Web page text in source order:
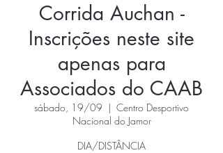
Corrida Auchan -
Inscrições neste site
apenas para
Associados do CAAB
sábado, 19/09
  |
Centro Desportivo
Nacional do Jamor
DIA/DISTÂNCIA